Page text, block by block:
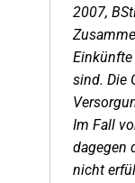
2007,
Einkünfte
sind. Die
Im Fall
dagegen
nicht